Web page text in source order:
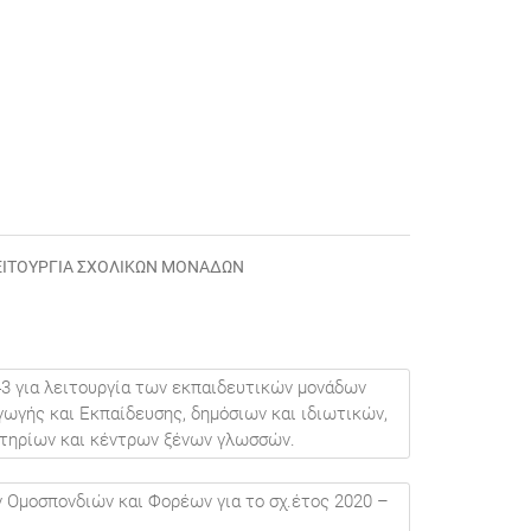
ΣΧΟΛΙΚΏΝ ΜΟΝΆΔΩΝ
λειτουργία των εκπαιδευτικών μονάδων
και Εκπαίδευσης, δημόσιων και ιδιωτικών,
και κέντρων ξένων γλωσσών.
Ομοσπονδιών και Φορέων για το σχ.έτος 2020 –